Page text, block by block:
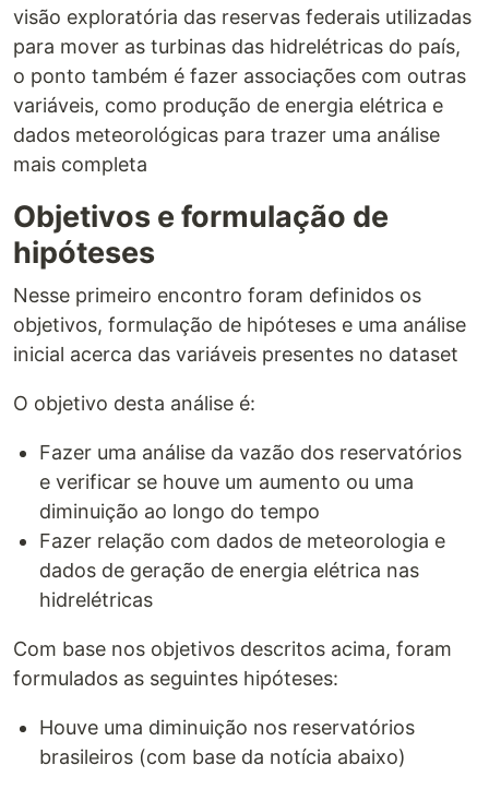
visão exploratória das reservas federais utilizadas
para mover as turbinas das hidrelétricas do país,
o ponto também é fazer associações com outras
variáveis, como produção de energia elétrica e
dados meteorológicas para trazer uma análise
mais completa
Objetivos e formulação de
hipóteses
Nesse primeiro encontro foram definidos os
objetivos, formulação de hipóteses e uma análise
inicial acerca das variáveis presentes no dataset
O objetivo desta análise é:
Fazer uma análise da vazão dos reservatórios
e verificar se houve um aumento ou uma
diminuição ao longo do tempo
Fazer relação com dados de meteorologia e
dados de geração de energia elétrica nas
hidrelétricas
Com base nos objetivos descritos acima, foram
formulados as seguintes hipóteses:
Houve uma diminuição nos reservatórios
brasileiros (com base da notícia abaixo)